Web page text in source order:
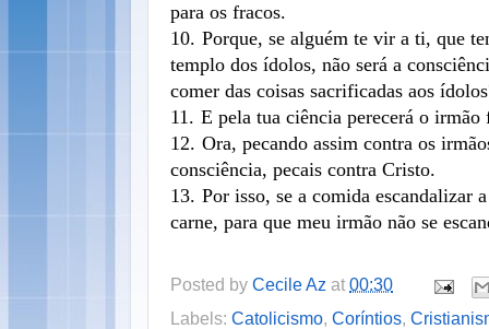
para os fracos.
10. Porque, se alguém te vir a ti, que
templo dos ídolos, não será a
comer das coisas sacrificadas aos
11. E pela tua ciência perecerá o
12. Ora, pecando assim contra os
consciência, pecais contra Cristo.
13. Por isso, se a comida escandalizar
carne, para que meu irmão não se
Posted by Cecile Az at 00:30
Labels: Catolicismo, Coríntios,